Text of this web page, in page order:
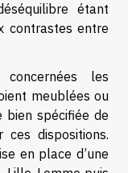
étant
contrastes entre
les
meublées ou
bien spécifiée de
ces dispositions.
en place d’une